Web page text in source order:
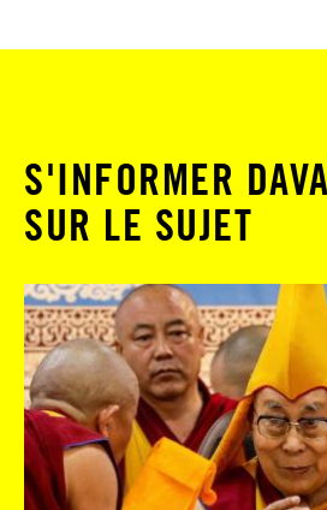
S'INFORMER
SUR LE SUJET